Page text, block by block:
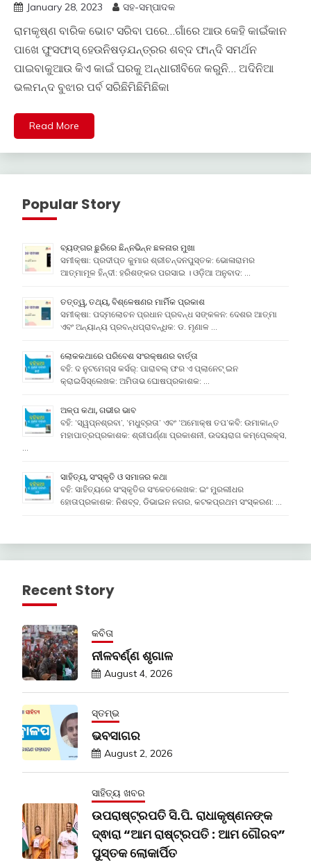
January 28, 2023 ସହ-ସମ୍ପାଦକ
ରାମକୃଷ୍ଣ ବାରିକ ଭୋଟ ସରିବା ପରେ…ଗାଁରେ ଆଉ କେହି କାଇଁକାନ
ପାଖେ ଫୁସଫାସ୍ ହେଉନିଷଡ଼ଯନ୍ତ୍ରର ଶବ୍ଦ ଫାନ୍ଦି ସମର୍ଥନ
ପାଇବାକୁଆଉ କିଏ କାଇଁ ଘରକୁ ଅନ୍ଧାରୀବିଜେ କରୁନି… ଅଦିନିଆ
ଭଲମନ୍ଦ ବୁଝାର ପର୍ବ ସରିଛିମିଛିମିଛିକା
Read More
Popular Story
ବ୍ୟଙ୍ଗର ଛୁରିରେ ଛିନ୍ନଭିନ୍ନ ଛଳନାର ମୁଖା
ସମୀକ୍ଷା: ପ୍ରଦୀପ୍ତ କୁମାର ଶ୍ରୀଚନ୍ଦନପୁସ୍ତକ: ଭୋଳାରାମର
ଆତ୍ମାମୂଳ ହିନ୍ଦୀ: ହରିଶଙ୍କର ପରସାଇ । ଓଡ଼ିଆ ଅନୁବାଦ: …
ତତ୍ତ୍ୱ, ତଥ୍ୟ, ବିଶ୍ଳେଷଣର ମାର୍ମିକ ପ୍ରକାଶ
ସମୀକ୍ଷା: ପଦ୍ମଲୋଚନ ପ୍ରଧାନ ପ୍ରବନ୍ଧ ସଙ୍କଳନ: ଦେଶର ଆତ୍ମା
ଏବଂ ଅନ୍ୟାନ୍ୟ ପ୍ରବନ୍ଧପ୍ରାବନ୍ଧିକ: ଡ. ମୃଣାଳ …
ଲୋକକଥାରେ ପରିବେଶ ସଂରକ୍ଷଣର ବାର୍ତ୍ତା
ବହି: ଦ ନୁଟମେଗ୍ସ କର୍ସର୍: ପାରାବଲ୍ ଫର ଏ ପ୍ଲାନେଟ୍ ଇନ
କ୍ରାଇସିସ୍ଲେଖକ: ଅମିତାଭ ଘୋଷପ୍ରକାଶକ: …
ଅଳ୍ପ କଥା, ଗଭୀର ଭାବ
ବହି: ‘ସ୍ୱପ୍ନଶ୍ରବା’, ‘ମଧୁବ୍ରତା’ ଏବଂ ‘ଅମୋକ୍ଷ ତପ’କବି: ଉମାକାନ୍ତ
ମହାପାତ୍ରପ୍ରକାଶକ: ଶ୍ରୀପର୍ଣ୍ଣା ପ୍ରକାଶନୀ, ଉଦୟରାଗ କମ୍ପେ୍ଲକ୍ସ,
…
ସାହିତ୍ୟ, ସଂସ୍କୃତି ଓ ସମାଜର କଥା
ବହି: ସାହିତ୍ୟରେ ସଂସ୍କୃତିର ସଂକେତଲେଖକ: ଇଂ ମୁରଲୀଧର
ହୋତାପ୍ରକାଶକ: ନିଶବ୍ଦ, ଡିଭାଇନ ନଗର, କଟକପ୍ରଥମ ସଂସ୍କରଣ: …
Recent Story
କବିତା
ନୀଳବର୍ଣ୍ଣ ଶୃଗାଳ
August 4, 2026
ସ୍ତମ୍ଭ
ଭବସାଗର
August 2, 2026
ସାହିତ୍ୟ ଖବର
ଉପରାଷ୍ଟ୍ରପତି ସି.ପି. ରାଧାକୃଷ୍ଣନଙ୍କ
ଦ୍ଵାରା “ଆମ ରାଷ୍ଟ୍ରପତି : ଆମ ଗୌରବ”
ପୁସ୍ତକ ଲୋକାର୍ପିତ